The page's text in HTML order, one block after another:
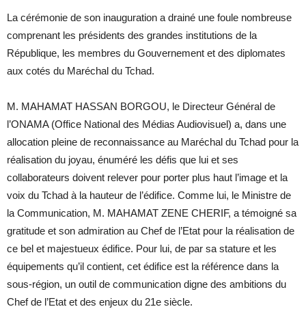
La cérémonie de son inauguration a drainé une foule nombreuse
comprenant les présidents des grandes institutions de la
République, les membres du Gouvernement et des diplomates
aux cotés du Maréchal du Tchad.
M. MAHAMAT HASSAN BORGOU, le Directeur Général de
l’ONAMA (Office National des Médias Audiovisuel) a, dans une
allocation pleine de reconnaissance au Maréchal du Tchad pour la
réalisation du joyau, énuméré les défis que lui et ses
collaborateurs doivent relever pour porter plus haut l’image et la
voix du Tchad à la hauteur de l’édifice. Comme lui, le Ministre de
la Communication, M. MAHAMAT ZENE CHERIF, a témoigné sa
gratitude et son admiration au Chef de l’Etat pour la réalisation de
ce bel et majestueux édifice. Pour lui, de par sa stature et les
équipements qu’il contient, cet édifice est la référence dans la
sous-région, un outil de communication digne des ambitions du
Chef de l’Etat et des enjeux du 21e siècle.